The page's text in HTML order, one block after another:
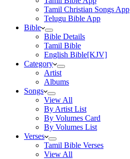
Tamil Christian Songs App
Telugu Bible App
Bible
Bible Details
Tamil Bible
English Bible[KJV]
Category
Artist
Albums
Songs
View All
By Artist List
By Volumes Card
By Volumes List
Verses
Tamil Bible Verses
View All